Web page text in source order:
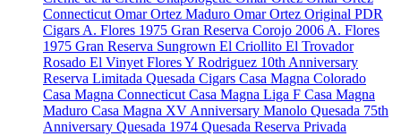
Connecticut Omar Ortez Maduro Omar Ortez Original PDR
Cigars A. Flores 1975 Gran Reserva Corojo 2006 A. Flores
1975 Gran Reserva Sungrown El Criollito El Trovador
Rosado El Vinyet Flores Y Rodriguez 10th Anniversary
Reserva Limitada Quesada Cigars Casa Magna Colorado
Casa Magna Connecticut Casa Magna Liga F Casa Magna
Maduro Casa Magna XV Anniversary Manolo Quesada 75th
Anniversary Quesada 1974 Quesada Reserva Privada